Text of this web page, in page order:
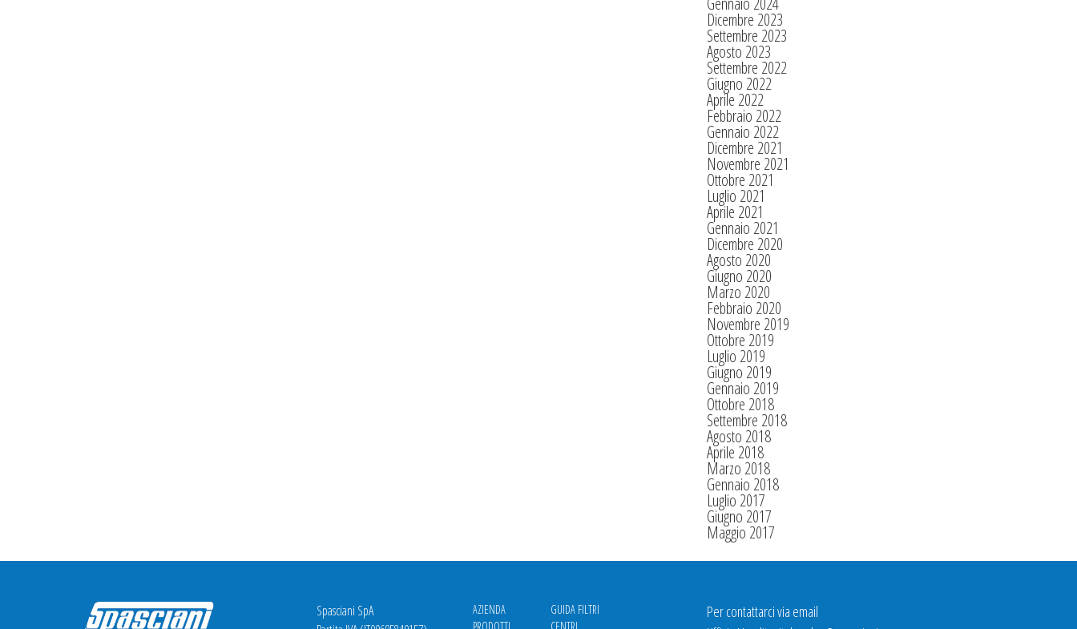
Dicembre 2023
Settembre 2023
Agosto 2023
Settembre 2022
Giugno 2022
Aprile 2022
Febbraio 2022
Gennaio 2022
Dicembre 2021
Novembre 2021
Ottobre 2021
Luglio 2021
Aprile 2021
Gennaio 2021
Dicembre 2020
Agosto 2020
Giugno 2020
Marzo 2020
Febbraio 2020
Novembre 2019
Ottobre 2019
Luglio 2019
Giugno 2019
Gennaio 2019
Ottobre 2018
Settembre 2018
Agosto 2018
Aprile 2018
Marzo 2018
Gennaio 2018
Luglio 2017
Giugno 2017
Maggio 2017
Spasciani SpA
AZIENDA
GUIDA FILTRI
Per contattarci via email